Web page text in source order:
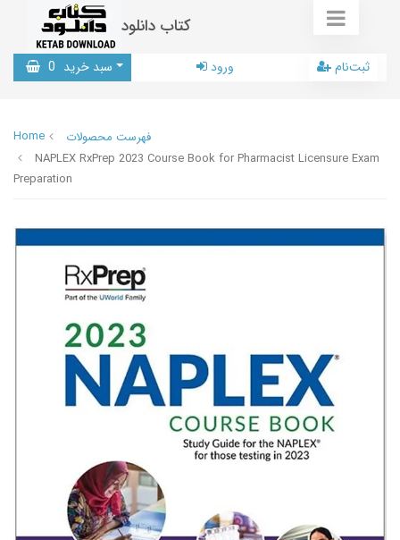
کتاب دانلود
سبد خرید 0 ورود ثبت‌نام
Home
فهرست محصولات
NAPLEX RxPrep 2023 Course Book for Pharmacist Licensure Exam
Preparation